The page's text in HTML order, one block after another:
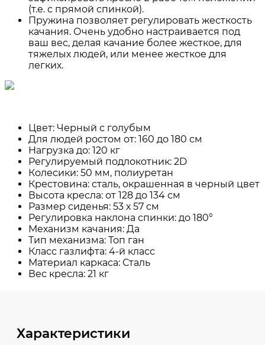
Характеристики